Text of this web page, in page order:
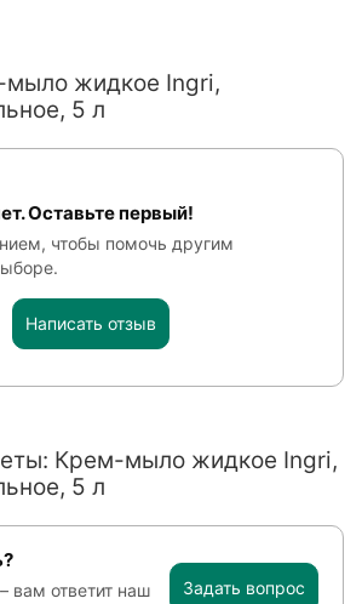
жидкое Ingri,
5 л
Оставьте первый!
чтобы помочь другим
Написать отзыв
Крем-мыло жидкое Ingri,
5 л
вам ответит наш
Задать вопрос